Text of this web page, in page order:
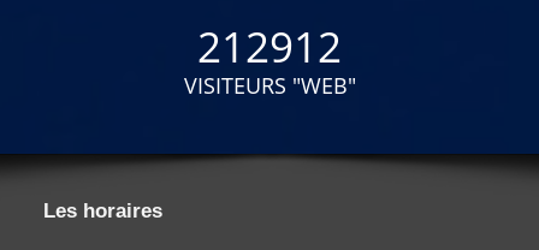
212912
VISITEURS "WEB"
Les horaires